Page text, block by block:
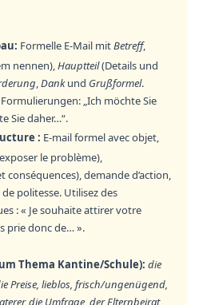
Formelle E-Mail mitBetreff,
nennen),Hauptteil(Details und
,Dankund Grußformel.
„Ich möchte Sie
Sie daher…“.
: E-mail formel avec objet,
le problème),
demande d’action,
politesse. Utilisez des
: « Je souhaite attirer votre
prie donc de… ».
Thema Kantine/Schule): die
Preise, lieblos, frisch/ungenügend,
die Umfrage, der Elternbeirat,